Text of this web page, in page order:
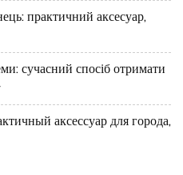
практичний аксесуар,
сучасний спосіб отримати
аксессуар для города,